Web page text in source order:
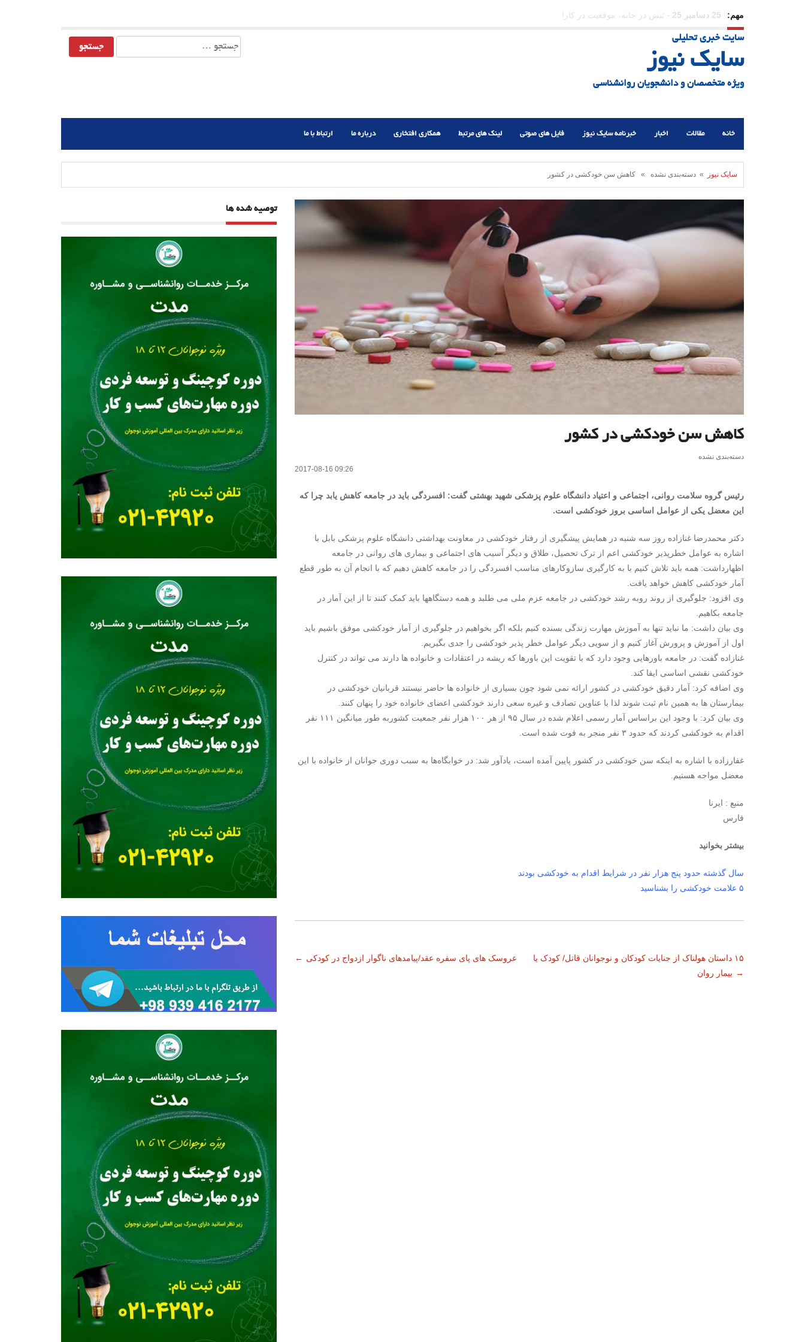
مهم: 23 دسامبر 25 - چرا اراده می‌کنیم ولی شکست می‌خوریم؟
21 دسامبر 25
سایت خبری تحلیلی
سایک نیوز
ویژه متخصصان و دانشجویان روانشناسی
جستجو
برای:
خانه مقالات اخبار خبرنامه سایک نیوز فایل های صوتی لینک های مرتبط همکاری افتخاری درباره ما ارتباط با ما
سایک نیوز » دسته‌بندی نشده » کاهش سن خودکشی در کشور
کاهش سن خودکشی در کشور
دسته‌بندی نشده
2017-08-16 09:26
رئیس گروه سلامت روانی، اجتماعی و اعتیاد دانشگاه علوم پزشکی شهید بهشتی گفت: افسردگی باید در جامعه کاهش یابد چرا که
این معضل یکی از عوامل اساسی بروز خودکشی است.
دکتر محمدرضا غنازاده روز سه شنبه در همایش پیشگیری از رفتار خودکشی در معاونت بهداشتی دانشگاه علوم پزشکی بابل با
اشاره به عوامل خطرپذیر خودکشی اعم از ترک تحصیل، طلاق و دیگر آسیب های اجتماعی و بیماری های روانی در جامعه
اظهارداشت: همه باید تلاش کنیم با به کارگیری سازوکارهای مناسب افسردگی را در جامعه کاهش دهیم که با انجام آن به طور قطع
آمار خودکشی کاهش خواهد یافت.
وی افزود: جلوگیری از روند روبه رشد خودکشی در جامعه عزم ملی می طلبد و همه دستگاهها باید کمک کنند تا از این آمار در
جامعه بکاهیم.
وی بیان داشت: ما نباید تنها به آموزش مهارت زندگی بسنده کنیم بلکه اگر بخواهیم در جلوگیری از آمار خودکشی موفق باشیم باید
اول از آموزش و پرورش آغاز کنیم و از سویی دیگر عوامل خطر پذیر خودکشی را جدی بگیریم.
غنازاده گفت: در جامعه باورهایی وجود دارد که با تقویت این باورها که ریشه در اعتقادات و خانواده ها دارند می تواند در کنترل
خودکشی نقشی اساسی ایفا کند.
وی اضافه کرد: آمار دقیق خودکشی در کشور ارائه نمی شود چون بسیاری از خانواده ها حاضر نیستند قربانیان خودکشی در
بیمارستان ها به همین نام ثبت شوند لذا با عناوین تصادف و غیره سعی دارند خودکشی اعضای خانواده خود را پنهان کنند.
وی بیان کرد: با وجود این براساس آمار رسمی اعلام شده در سال ۹۵ از هر ۱۰۰ هزار نفر جمعیت کشوربه طور میانگین ۱۱۱ نفر
اقدام به خودکشی کردند که حدود ۳ نفر منجر به فوت شده است.
غفارزاده با اشاره به اینکه سن خودکشی در کشور پایین آمده است، یادآور شد: در خوابگاه‌ها به سبب دوری جوانان از خانواده با این
معضل مواجه هستیم.
منبع : ایرنا
فارس
بیشتر بخوانید
سال گذشته حدود پنج هزار نفر در شرایط اقدام به خودکشی بودند
۵ علامت خودکشی را بشناسید
ناوبری
نوشته
← عروسک های پای سفره عقد/پیامدهای ناگوار ازدواج در کودکی
۱۵ داستان هولناک از جنایات کودکان و نوجوانان قاتل/ کودک یا
بیمار روان →
توصیه شده ها